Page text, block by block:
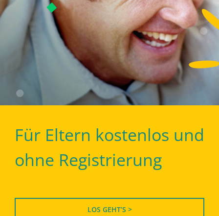
Für Eltern kostenlos und
ohne Registrierung
LOS GEHT’S >